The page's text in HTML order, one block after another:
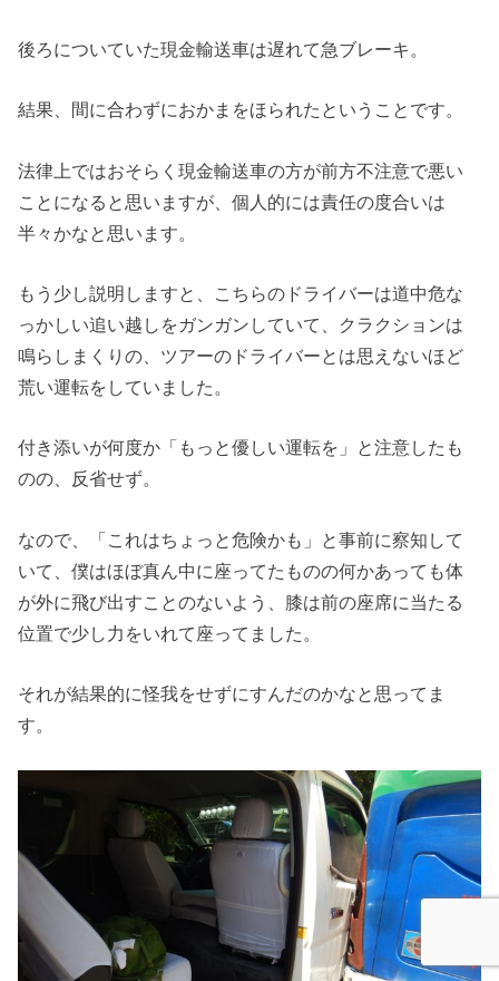
後ろについていた現金輸送車は遅れて急ブレーキ。
結果、間に合わずにおかまをほられたということです。
法律上ではおそらく現金輸送車の方が前方不注意で悪い
ことになると思いますが、個人的には責任の度合いは
半々かなと思います。
もう少し説明しますと、こちらのドライバーは道中危な
っかしい追い越しをガンガンしていて、クラクションは
鳴らしまくりの、ツアーのドライバーとは思えないほど
荒い運転をしていました。
付き添いが何度か「もっと優しい運転を」と注意したも
のの、反省せず。
なので、「これはちょっと危険かも」と事前に察知して
いて、僕はほぼ真ん中に座ってたものの何かあっても体
が外に飛び出すことのないよう、膝は前の座席に当たる
位置で少し力をいれて座ってました。
それが結果的に怪我をせずにすんだのかなと思ってま
す。